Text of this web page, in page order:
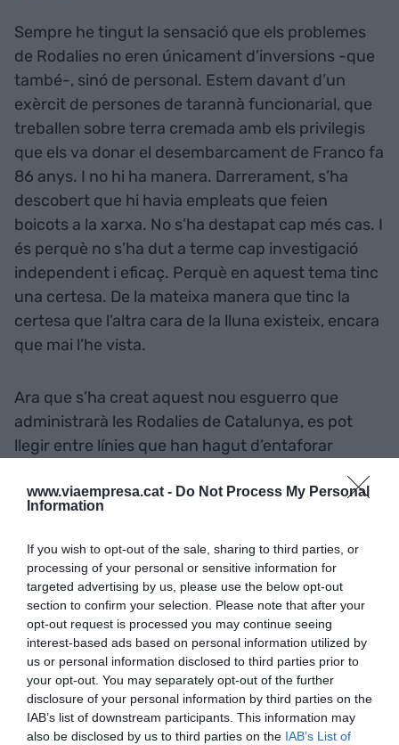
www.viaempresa.cat - Do Not Process My Personal
Information
If you wish to opt-out of the sale, sharing to third parties, or
processing of your personal or sensitive information for
targeted advertising by us, please use the below opt-out
section to confirm your selection. Please note that after your
opt-out request is processed you may continue seeing
interest-based ads based on personal information utilized by
us or personal information disclosed to third parties prior to
your opt-out. You may separately opt-out of the further
disclosure of your personal information by third parties on the
IAB’s list of downstream participants. This information may
also be disclosed by us to third parties on the IAB’s List of
Sempre he tingut la sensació que els problemes
de Rodalies no eren únicament d’inversions -que
també-, sinó de personal. Estem davant d’un
exèrcit de persones de tarannà funcionarial, que
treballen sobre terra cremada amb els privilegis
que els va donar el desembarcament de Franco fa
86 anys. I no hi ha manera. Darrerament, s’ha
descobert que hi havia empleats que feien
boicots a la xarxa. No s’ha destapat cap més cas. I
és perquè no s’ha dut a terme cap investigació
independent i eficaç. Perquè en aquest tema tinc
una certesa. De la mateixa manera que tinc la
certesa que l’altra cara de la lluna existeix, encara
que mai l’he vista.
Ara que s’ha creat aquest nou esguerro que
administrarà les Rodalies de Catalunya, es pot
llegir entre línies que han hagut d’entaforar
primera missió d’aquesta nova empresa de
altre operador que no fos Renfe. No podrà ser així.
Almenys per un temps. Les amenaces que els
treballadors de Renfe van emprar per no fer vaga,
ara es paguen. Bé, ho pagaran els usuaris que
observaran que no ens podem desempastifar,
d’una maleïda vegada, d’aquesta xacra
tardofranquista. Els malfactors continuaran
actius en forma de quintacolumnisme.